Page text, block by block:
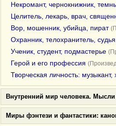
Некромант, чернокнижник,
Целитель, лекарь, врач,
Вор, мошенник, убийца, пират
Охранник, телохранитель,
Ученик, студент, подмастерье
Герой и его профессия
Творческая личность: музыкант,
Внутренний мир человека.
Миры фэнтези и фантастики: